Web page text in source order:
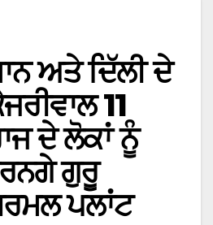
ਅਤੇ ਦਿੱਲੀ ਦੇ
11
ਦੇ ਲੋਕਾਂ ਨੂੰ
ਗੁਰੂ
ਪਲਾਂਟ